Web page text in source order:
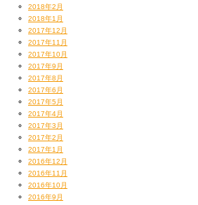
2018年2月
2018年1月
2017年12月
2017年11月
2017年10月
2017年9月
2017年8月
2017年6月
2017年5月
2017年4月
2017年3月
2017年2月
2017年1月
2016年12月
2016年11月
2016年10月
2016年9月